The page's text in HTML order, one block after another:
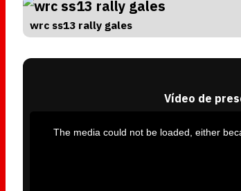
wrc ss13 rally gales
Vídeo de
The media could not be loaded, either